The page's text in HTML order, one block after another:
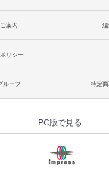
案内
リシー
ループ 特定
PC版で見る